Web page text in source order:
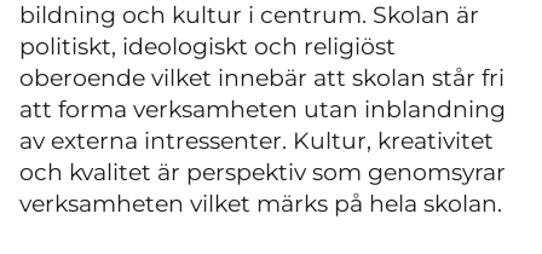
bildning och kultur i centrum. Skolan är
politiskt, ideologiskt och religiöst
oberoende vilket innebär att skolan står fri
att forma verksamheten utan inblandning
av externa intressenter. Kultur, kreativitet
och kvalitet är perspektiv som genomsyrar
verksamheten vilket märks på hela skolan.